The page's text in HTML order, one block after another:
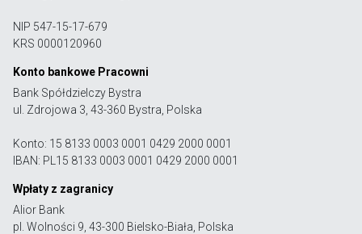
NIP 547-15-17-679
KRS 0000120960
Konto bankowe Pracowni
Bank Spółdzielczy Bystra
ul. Zdrojowa 3, 43-360 Bystra, Polska
Konto: 15 8133 0003 0001 0429 2000 0001
IBAN: PL15 8133 0003 0001 0429 2000 0001
Wpłaty z zagranicy
Alior Bank
pl. Wolności 9, 43-300 Bielsko-Biała, Polska